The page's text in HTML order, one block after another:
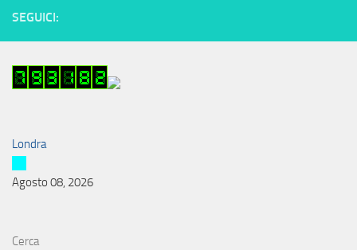
SEGUICI:
Londra
Agosto 08, 2026
Cerca